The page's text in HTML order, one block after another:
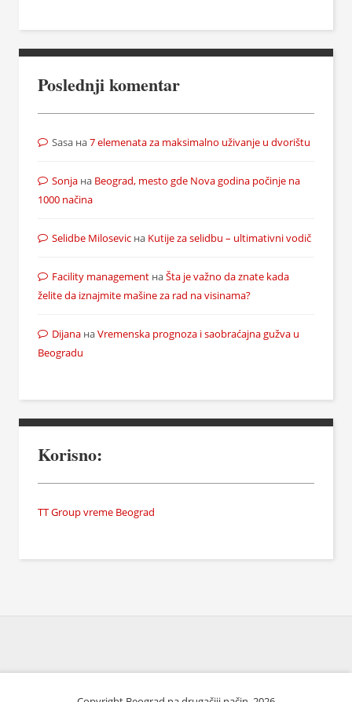
Poslednji komentar
Sasa на7 elemenata za maksimalno uživanje u dvorištu
Sonja на Beograd, mesto gde Nova godina počinje na
1000 načina
Selidbe Milosevic на Kutije za selidbu – ultimativni vodič
Facility management наŠta je važno da znate kada
želite da iznajmite mašine za rad na visinama?
Dijana наVremenska prognoza i saobraćajna gužva u
Beogradu
Korisno:
TT Group vreme Beograd